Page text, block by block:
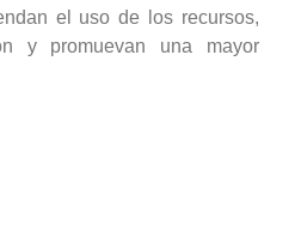
el uso de los recursos,
y promuevan una mayor